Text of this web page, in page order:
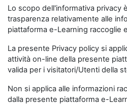
Lo scopo dell'informativa privacy
trasparenza relativamente alle
piattaforma e-Learning raccoglie
La presente Privacy policy si
attività on-line della presente
valida per i visitatori/Utenti della
Non si applica alle informazioni
dalla presente piattaforma e-